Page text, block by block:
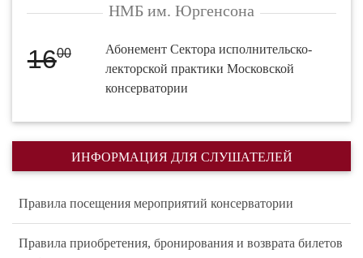
НМБ им. Юргенсона
1600
Абонемент Сектора исполнительско-
лекторской практики Московской
консерватории
ИНФОРМАЦИЯ ДЛЯ СЛУШАТЕЛЕЙ
Правила посещения мероприятий консерватории
Правила приобретения, бронирования и возврата билетов